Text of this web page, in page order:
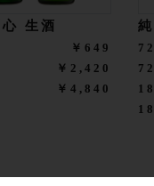
生酒
￥649
￥2,420
￥4,840